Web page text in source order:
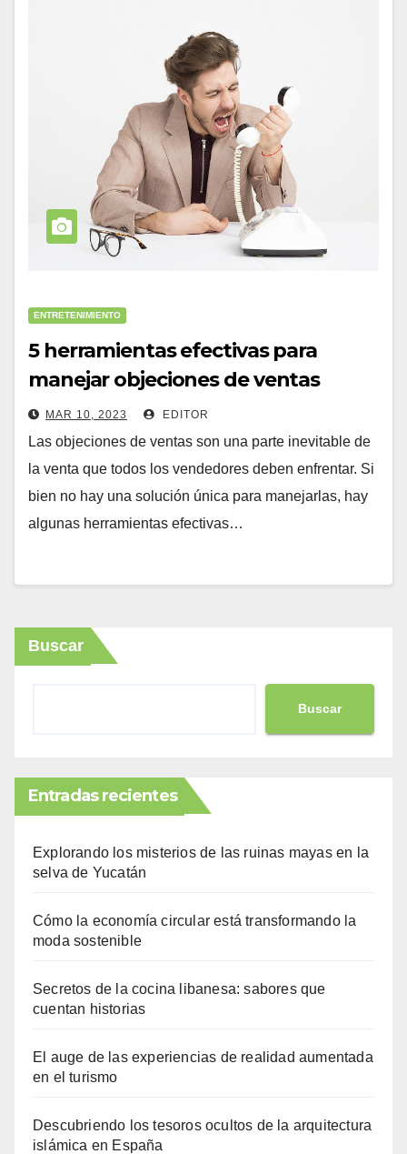
ENTRETENIMIENTO
5 herramientas efectivas para
manejar objeciones de ventas
MAR 10, 2023 EDITOR
Las objeciones de ventas son una parte inevitable de
la venta que todos los vendedores deben enfrentar. Si
bien no hay una solución única para manejarlas, hay
algunas herramientas efectivas…
Buscar
Buscar
Entradas recientes
Explorando los misterios de las ruinas mayas en la
selva de Yucatán
Cómo la economía circular está transformando la
moda sostenible
Secretos de la cocina libanesa: sabores que
cuentan historias
El auge de las experiencias de realidad aumentada
en el turismo
Descubriendo los tesoros ocultos de la arquitectura
islámica en España